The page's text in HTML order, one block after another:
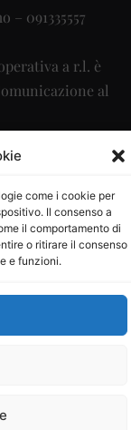
come i cookie per
Il consenso a
il comportamento di
o ritirare il consenso
e funzioni.
– 091335557
a r.l. è
al